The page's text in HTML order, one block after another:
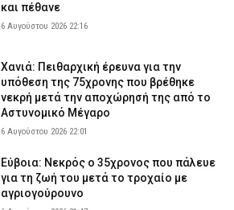
και πέθανε
6 Αυγούστου 2026 22:16
Χανιά: Πειθαρχική έρευνα για την
υπόθεση της 75χρονης που βρέθηκε
νεκρή μετά την αποχώρησή της από το
Αστυνομικό Μέγαρο
6 Αυγούστου 2026 22:01
Εύβοια: Νεκρός ο 35χρονος που πάλευε
για τη ζωή του μετά το τροχαίο με
αγριογούρουνο